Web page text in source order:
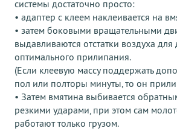
системы достаточно просто:
• адаптер с клеем наклеивается на
• затем боковыми вращательными
выдавливаются отстатки воздуха
оптимального прилипания.
(Если клеевую массу поддержать
пол или полторы минуты, то он
• Затем вмятина выбивается
резкими ударами, при этом сам
работают только грузом.